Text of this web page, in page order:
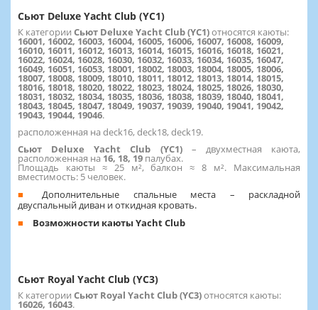
Сьют Deluxe Yacht Club (YC1)
К категории Сьют Deluxe Yacht Club (YC1)относятся каюты:
16001, 16002, 16003, 16004, 16005, 16006, 16007, 16008, 16009,
16010, 16011, 16012, 16013, 16014, 16015, 16016, 16018, 16021,
16022, 16024, 16028, 16030, 16032, 16033, 16034, 16035, 16047,
16049, 16051, 16053, 18001, 18002, 18003, 18004, 18005, 18006,
18007, 18008, 18009, 18010, 18011, 18012, 18013, 18014, 18015,
18016, 18018, 18020, 18022, 18023, 18024, 18025, 18026, 18030,
18031, 18032, 18034, 18035, 18036, 18038, 18039, 18040, 18041,
18043, 18045, 18047, 18049, 19037, 19039, 19040, 19041, 19042,
19043, 19044, 19046.
расположенная на deck16, deck18, deck19.
Сьют Deluxe Yacht Club (YC1) – двухместная каюта,
расположенная на 16, 18, 19 палубах.
Площадь каюты ≈ 25 м², балкон ≈ 8 м². Максимальная
вместимость: 5 человек.
Дополнительные спальные места – раскладной
двуспальный диван и откидная кровать.
Возможности каюты Yacht Club
Сьют Royal Yacht Club (YC3)
К категории Сьют Royal Yacht Club (YC3)относятся каюты:
16026, 16043.